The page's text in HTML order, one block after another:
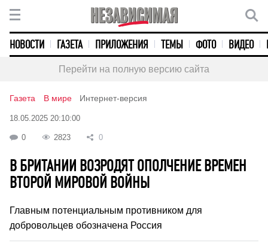
НОВОСТИ ГАЗЕТА ПРИЛОЖЕНИЯ ТЕМЫ ФОТО ВИДЕО
Перейти на полную версию сайта
Газета В мире Интернет-версия
18.05.2025 20:10:00
0 2823 0
В БРИТАНИИ ВОЗРОДЯТ ОПОЛЧЕНИЕ ВРЕМЕН
ВТОРОЙ МИРОВОЙ ВОЙНЫ
Главным потенциальным противником для
добровольцев обозначена Россия